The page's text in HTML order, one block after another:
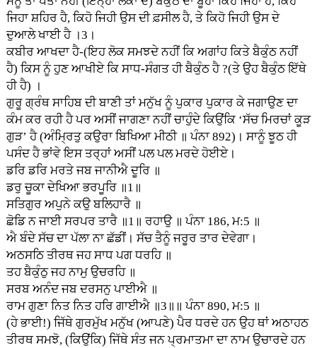
ਜਿਹਾ ਸ਼ਹਿਰ ਹੈ, ਕਿਹੋ ਜਿਹੀ ਉਸ ਦੀ ਫ਼ਸੀਲ ਹੈ, ਤੇ ਕਿਹੋ ਜਿਹੀ ਉਸ ਦੇ
ਦੁਆਲੇ ਖਾਈ ਹੈ ।3।
ਕਬੀਰ ਆਖਦਾ ਹੈ-(ਇਹ ਲੋਕ ਸਮਝਦੇ ਨਹੀਂ ਕਿ ਅਗਾਂਹ ਕਿਤੇ ਬੈਕੁੰਠ ਨਹੀਂ
ਹੈ) ਕਿਸ ਨੂੰ ਹੁਣ ਆਖੀਏ ਕਿ ਸਾਧ-ਸੰਗਤ ਹੀ ਬੈਕੁੰਠ ਹੈ ?(ਤੇ ਉਹ ਬੈਕੁੰਠ ਇੱਥੇ
ਹੀ ਹੈ) ।
ਗੁਰੂ ਗ੍ਰੰਥ ਸਾਹਿਬ ਦੀ ਬਾਣੀ ਤਾਂ ਮਨੁੱਖ ਨੂੰ ਪੁਕਾਰ ਪੁਕਾਰ ਕੇ ਜਗਾਉਣ ਦਾ
ਕੰਮ ਕਰ ਰਹੀ ਹੈ ਪਰ ਅਸੀਂ ਜਾਗਣਾ ਨਹੀਂ ਚਾਹੁੰਦੇ ਕਿਉਂਕਿ ‘ਸੱਚ ਮਿਰਚਾਂ ਕੂੜ
ਗੁੜ’ ਹੈ (ਅੰਮ੍ਰਿਤੁ ਕਉਰਾ ਬਿਖਿਆ ਮੀਠੀ ॥ ਪੰਨਾ 892)। ਸਾਨੂੰ ਝੂਠ ਹੀ
ਪਸੰਦ ਹੈ ਭਾਂਵੇ ਇਸ ਤਰ੍ਹਾਂ ਅਸੀਂ ਪਲ ਪਲ ਮਰਦੇ ਹੋਈਏ।
ਡਰਿ ਡਰਿ ਮਰਤੇ ਜਬ ਜਾਨੀਐ ਦੂਰਿ ॥
ਡਰੁ ਚੂਕਾ ਦੇਖਿਆ ਭਰਪੂਰਿ ॥1॥
ਸਤਿਗੁਰ ਅਪੁਨੇ ਕਉ ਬਲਿਹਾਰੈ ॥
ਛੋਡਿ ਨ ਜਾਈ ਸਰਪਰ ਤਾਰੈ ॥1॥ ਰਹਾਉ ॥ ਪੰਨਾ 186, ਮ:5 ॥
ਐ ਬੰਦੇ ਸੱਚ ਦਾ ਪੱਲਾ ਨਾ ਛੱਡੀਂ। ਸੱਚ ਤੈਨੂੰ ਜਰੂਰ ਤਾਰ ਦੇਵੇਗਾ।
ਅਠਸਠਿ ਤੀਰਥ ਜਹ ਸਾਧ ਪਗ ਧਰਹਿ ॥
ਤਹ ਬੈਕੁੰਠੁ ਜਹ ਨਾਮੁ ਉਚਰਹਿ ॥
ਸਰਬ ਅਨੰਦ ਜਬ ਦਰਸਨੁ ਪਾਈਐ ॥
ਰਾਮ ਗੁਣਾ ਨਿਤ ਨਿਤ ਹਰਿ ਗਾਈਐ ॥3॥॥ ਪੰਨਾ 890, ਮ:5 ॥
(ਹੇ ਭਾਈ!) ਜਿੱਥੇ ਗੁਰਮੁੱਖ ਮਨੁੱਖ (ਆਪਣੇ) ਪੈਰ ਧਰਦੇ ਹਨ ਉਹ ਥਾਂ ਅਠਾਹਠ
ਤੀਰਥ ਸਮਝੋ, (ਕਿਉਂਕਿ) ਜਿੱਥੇ ਸੰਤ ਜਨ ਪ੍ਰਮਾਤਮਾ ਦਾ ਨਾਮ ਉਚਾਰਦੇ ਹਨ